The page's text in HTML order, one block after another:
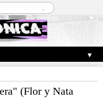
▼
(Flor y Nata